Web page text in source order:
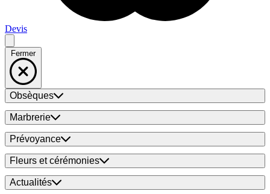
Devis
Fermer
Obsèques
Marbrerie
Prévoyance
Fleurs et cérémonies
Actualités